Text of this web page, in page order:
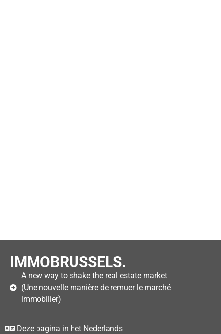
IMMOBRUSSELS.
A new way to shake the real estate market
(Une nouvelle manière de remuer le marché
immobilier)
Deze pagina in het Nederlands